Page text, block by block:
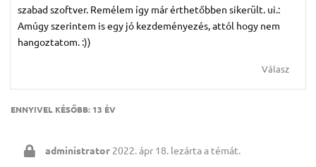
szabad szoftver. Remélem így már érthetőbben sikerült. ui.:
Amúgy szerintem is egy jó kezdeményezés, attól hogy nem
hangoztatom. :))
Válasz
ENNYIVEL KÉSŐBB: 13 ÉV
administrator 2022. ápr 18. lezárta a témát.